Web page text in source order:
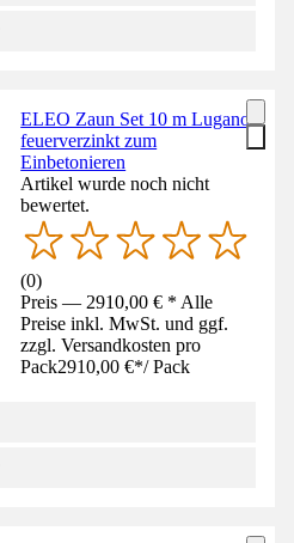
ELEO Zaun Set 10 m Lugano
feuerverzinkt zum
Einbetonieren
Artikel wurde noch nicht
bewertet.
(0)
Preis — 2910,00 € * Alle
Preise inkl. MwSt. und ggf.
zzgl. Versandkosten pro
Pack2910,00 €*/ Pack